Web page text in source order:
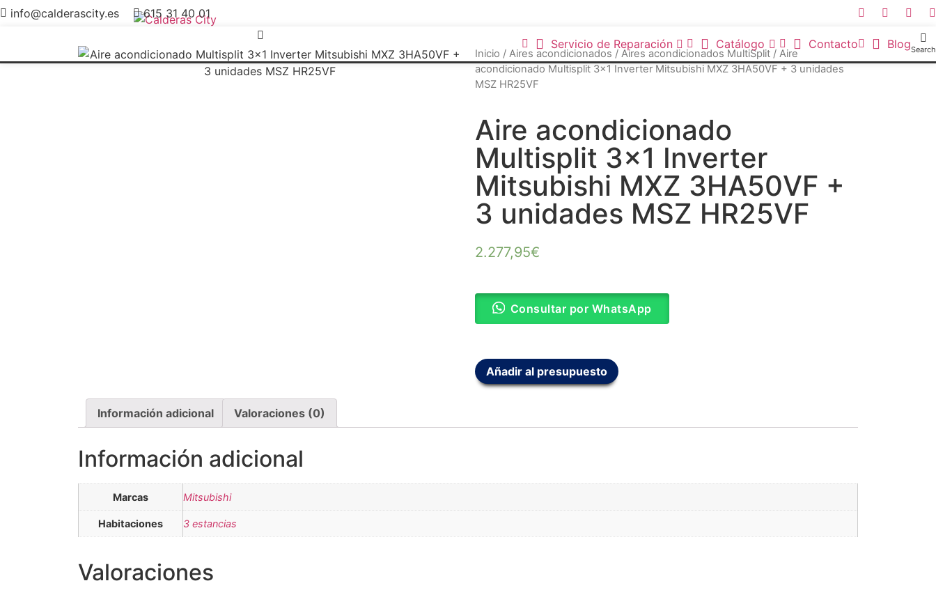
info@calderascity.es 615 31 40 01
Servicio de Reparación Catálogo Contacto BlogSearch
Inicio / Aires acondicionados / Aires acondicionados MultiSplit / Aire
acondicionado Multisplit 3×1 Inverter Mitsubishi MXZ 3HA50VF + 3 unidades
MSZ HR25VF
Aire acondicionado
Multisplit 3x1 Inverter
Mitsubishi MXZ 3HA50VF +
3 unidades MSZ HR25VF
2.277,95€
Consultar por WhatsApp
Añadir al presupuesto
Información adicional Valoraciones (0)
Información adicional
Marcas Mitsubishi
Habitaciones 3 estancias
Valoraciones